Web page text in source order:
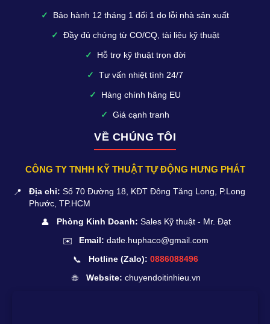
✓ Bảo hành 12 tháng 1 đổi 1 do lỗi nhà sản xuất
✓ Đầy đủ chứng từ CO/CQ, tài liệu kỹ thuật
✓ Hỗ trợ kỹ thuật trọn đời
✓ Tư vấn nhiệt tình 24/7
✓ Hàng chính hãng EU
✓ Giá cạnh tranh
VỀ CHÚNG TÔI
CÔNG TY TNHH KỸ THUẬT TỰ ĐỘNG HƯNG PHÁT
📍 Địa chỉ: Số 70 Đường 18, KĐT Đông Tăng Long, P.Long
Phước, TP.HCM
👤 Phòng Kinh Doanh: Sales Kỹ thuật - Mr. Đạt
✉️ Email: datle.huphaco@gmail.com
📞 Hotline (Zalo): 0886088496
🌐 Website: chuyendoitinhieu.vn